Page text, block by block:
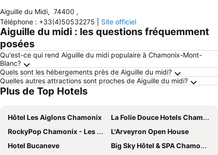
Aiguille du Midi, 74400 ,
Téléphone : +33(4)50532275 Site officiel
Aiguille du midi : les questions fréquemment
posées
Qu'est-ce qui rend Aiguille du midi populaire à Chamonix-Mont-
Blanc?
Quels sont les hébergements près de Aiguille du midi?
Quelles autres attractions sont proches de Aiguille du midi?
Plus de Top Hotels
Hôtel Les Aiglons Chamonix
La Folie Douce Hotels Chamonix
RockyPop Chamonix - Les Houches
L'Arveyron Open House
Hotel Bucaneve
Big Sky Hôtel & SPA Chamonix